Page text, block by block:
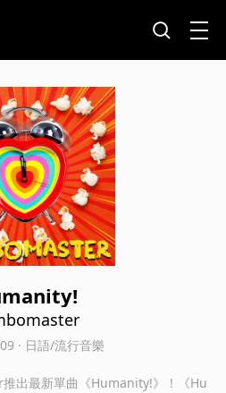
· 日語/流行音樂
出最新單曲《Humanity!》！《Hu